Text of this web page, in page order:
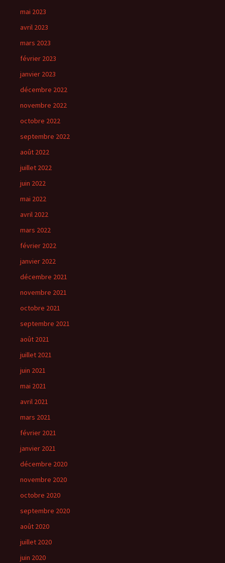
mai 2023
avril 2023
mars 2023
février 2023
janvier 2023
décembre 2022
novembre 2022
octobre 2022
septembre 2022
août 2022
juillet 2022
juin 2022
mai 2022
avril 2022
mars 2022
février 2022
janvier 2022
décembre 2021
novembre 2021
octobre 2021
septembre 2021
août 2021
juillet 2021
juin 2021
mai 2021
avril 2021
mars 2021
février 2021
janvier 2021
décembre 2020
novembre 2020
octobre 2020
septembre 2020
août 2020
juillet 2020
juin 2020